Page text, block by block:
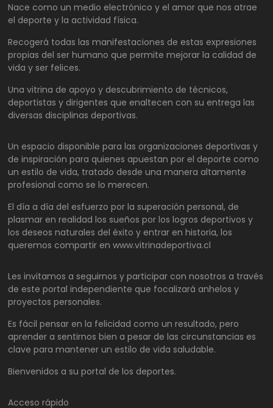
Nace como un medio electrónico y el amor que nos atrae
el deporte y la actividad física.
Recogerá todas las manifestaciones de estas expresiones
propias del ser humano que permite mejorar la calidad de
vida y ser felices.
Una vitrina de apoyo y descubrimiento de técnicos,
deportistas y dirigentes que enaltecen con su entrega las
diversas disciplinas deportivas.
Un espacio disponible para las organizaciones deportivas y
de inspiración para quienes apuestan por el deporte como
un estilo de vida, tratado desde una manera altamente
profesional como se lo merecen.
El día a día del esfuerzo por la superación personal, de
plasmar en realidad los sueños por los logros deportivos y
los deseos naturales del éxito y entrar en historia, los
queremos compartir en www.vitrinadeportiva.cl
Les invitamos a seguirnos y participar con nosotros a través
de este portal independiente que focalizará anhelos y
proyectos personales.
Es fácil pensar en la felicidad como un resultado, pero
aprender a sentirnos bien a pesar de las circunstancias es
clave para mantener un estilo de vida saludable.
Bienvenidos a su portal de los deportes.
Acceso rápido